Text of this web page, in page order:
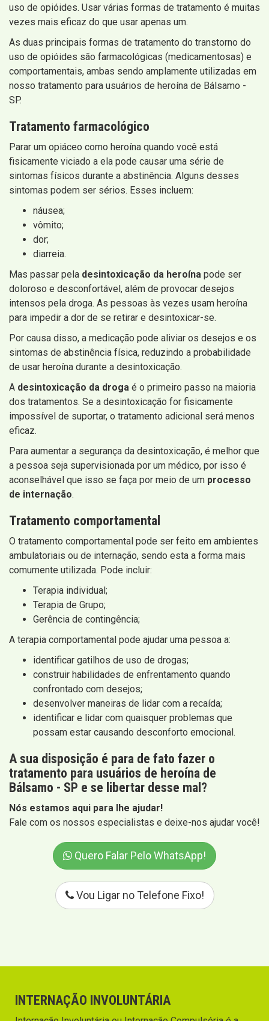
uso de opióides. Usar várias formas de tratamento é muitas
vezes mais eficaz do que usar apenas um.
As duas principais formas de tratamento do transtorno do
uso de opióides são farmacológicas (medicamentosas) e
comportamentais, ambas sendo amplamente utilizadas em
nosso tratamento para usuários de heroína de Bálsamo -
SP.
Tratamento farmacológico
Parar um opiáceo como heroína quando você está
fisicamente viciado a ela pode causar uma série de
sintomas físicos durante a abstinência. Alguns desses
sintomas podem ser sérios. Esses incluem:
náusea;
vômito;
dor;
diarreia.
Mas passar pela desintoxicação da heroína pode ser
doloroso e desconfortável, além de provocar desejos
intensos pela droga. As pessoas às vezes usam heroína
para impedir a dor de se retirar e desintoxicar-se.
Por causa disso, a medicação pode aliviar os desejos e os
sintomas de abstinência física, reduzindo a probabilidade
de usar heroína durante a desintoxicação.
A desintoxicação da droga é o primeiro passo na maioria
dos tratamentos. Se a desintoxicação for fisicamente
impossível de suportar, o tratamento adicional será menos
eficaz.
Para aumentar a segurança da desintoxicação, é melhor que
a pessoa seja supervisionada por um médico, por isso é
aconselhável que isso se faça por meio de um processo
de internação.
Tratamento comportamental
O tratamento comportamental pode ser feito em ambientes
ambulatoriais ou de internação, sendo esta a forma mais
comumente utilizada. Pode incluir:
Terapia individual;
Terapia de Grupo;
Gerência de contingência;
A terapia comportamental pode ajudar uma pessoa a:
identificar gatilhos de uso de drogas;
construir habilidades de enfrentamento quando
confrontado com desejos;
desenvolver maneiras de lidar com a recaída;
identificar e lidar com quaisquer problemas que
possam estar causando desconforto emocional.
A sua disposição é para de fato fazer o
tratamento para usuários de heroína de
Bálsamo - SP e se libertar desse mal?
Nós estamos aqui para lhe ajudar!
Fale com os nossos especialistas e deixe-nos ajudar você!
Quero Falar Pelo WhatsApp!
Vou Ligar no Telefone Fixo!
INTERNAÇÃO INVOLUNTÁRIA